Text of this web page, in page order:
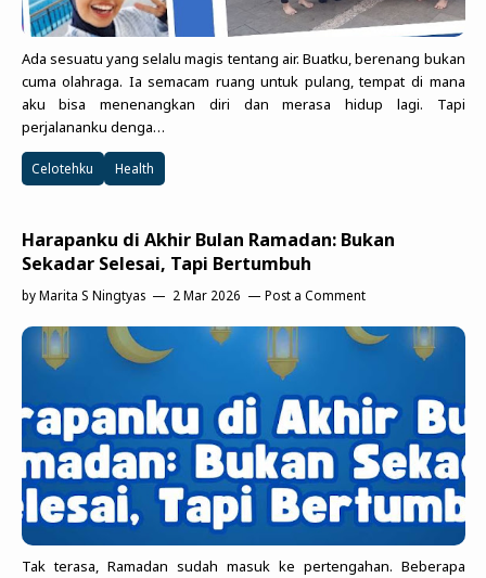
Sudut Rumah
Blog&Write
Ada sesuatu yang selalu magis tentang air. Buatku, berenang bukan
cuma olahraga. Ia semacam ruang untuk pulang, tempat di mana
aku bisa menenangkan diri dan merasa hidup lagi. Tapi
perjalananku denga…
Celotehku Health
Harapanku di Akhir Bulan Ramadan: Bukan
Sekadar Selesai, Tapi Bertumbuh
byMarita S Ningtyas 2 Mar 2026 Post a Comment
Tak terasa, Ramadan sudah masuk ke pertengahan. Beberapa